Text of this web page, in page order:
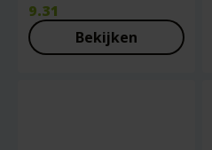
was:
€10.95.
9.31
Huidige
prijs
Bekijken